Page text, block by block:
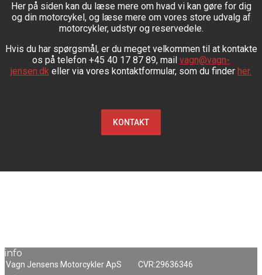
Her på siden kan du læse mere om hvad vi kan gøre for dig
og din motorcykel, og læse mere om vores store udvalg af
motorcykler, udstyr og reservedele.
Hvis du har spørgsmål, er du meget velkommen til at kontakte
os på telefon +45 40 17 87 89, mail vagn@vagn-
jensen.dk eller via vores kontaktformular, som du finder her.
KONTAKT
info
Vagn Jensens Motorcykler ApS
CVR:29636346